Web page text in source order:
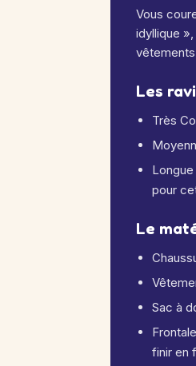
Vous
idyllique
Les
Très
pour
Le
Sac à
finir en